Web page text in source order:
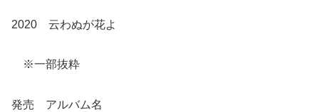
2020 云わぬが花よ
※一部抜粋
発売 アルバム名